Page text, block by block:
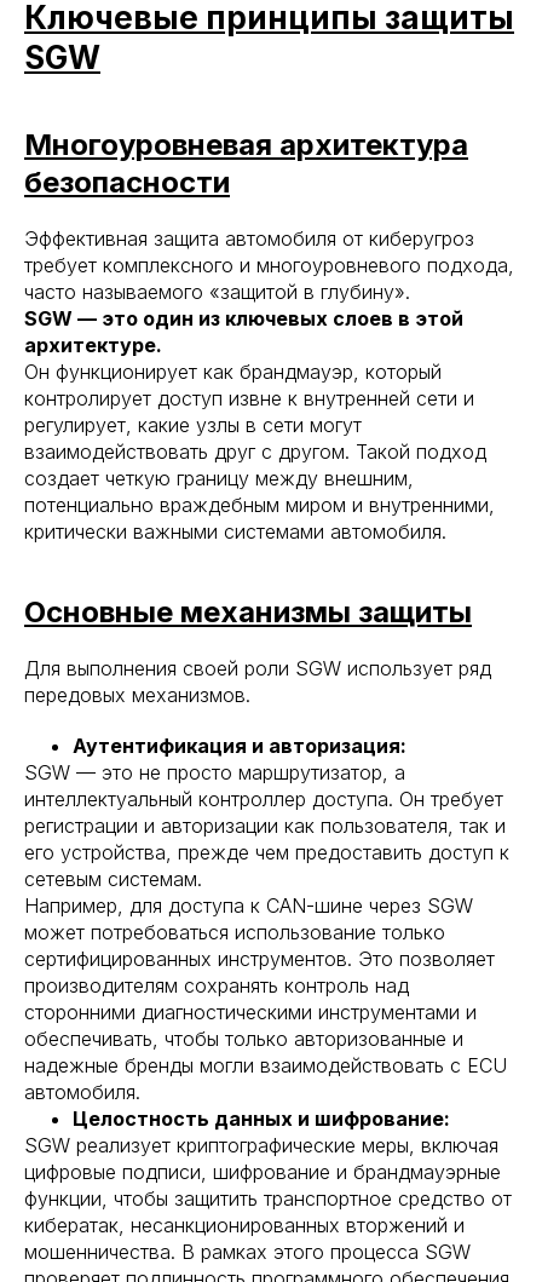
Ключевые принципы защиты
SGW
Многоуровневая архитектура
безопасности
Эффективная защита автомобиля от киберугроз
требует комплексного и многоуровневого подхода,
часто называемого «защитой в глубину».
SGW — это один из ключевых слоев в этой
архитектуре.
Он функционирует как брандмауэр, который
контролирует доступ извне к внутренней сети и
регулирует, какие узлы в сети могут
взаимодействовать друг с другом. Такой подход
создает четкую границу между внешним,
потенциально враждебным миром и внутренними,
критически важными системами автомобиля.
Основные механизмы защиты
Для выполнения своей роли SGW использует ряд
передовых механизмов.
Аутентификация и авторизация:
SGW — это не просто маршрутизатор, а
интеллектуальный контроллер доступа. Он требует
регистрации и авторизации как пользователя, так и
его устройства, прежде чем предоставить доступ к
сетевым системам.
Например, для доступа к CAN-шине через SGW
может потребоваться использование только
сертифицированных инструментов. Это позволяет
производителям сохранять контроль над
сторонними диагностическими инструментами и
обеспечивать, чтобы только авторизованные и
надежные бренды могли взаимодействовать с ECU
автомобиля.
Целостность данных и шифрование:
SGW реализует криптографические меры, включая
цифровые подписи, шифрование и брандмауэрные
функции, чтобы защитить транспортное средство от
кибератак, несанкционированных вторжений и
мошенничества. В рамках этого процесса SGW